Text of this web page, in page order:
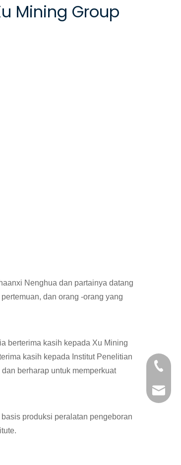
Mining Group
Nenghua dan partainya datang
dan orang -orang yang
berterima kasih kepada Xu Mining
kasih kepada Institut Penelitian
berharap untuk memperkuat
produksi peralatan pengeboran
+86-
+86-